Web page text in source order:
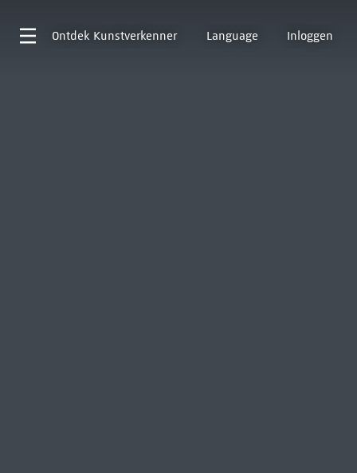
Ontdek Kunstverkenner Language Inloggen